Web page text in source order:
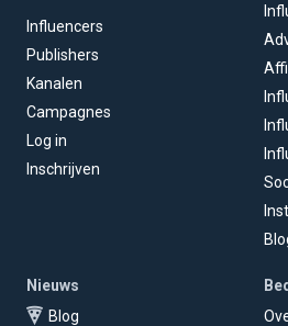
Influencers
Publishers
Kanalen
Campagnes
Log in
Inschrijven
Nieuws
Blog